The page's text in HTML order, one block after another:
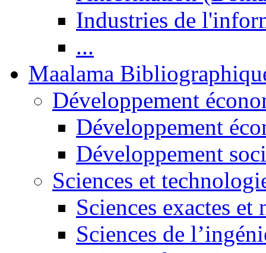
Industries de
...
Maalama
Développement
Développement
Développement
Sciences et
Sciences exactes et
Sciences de